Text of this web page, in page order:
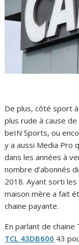
De plus, côté sport
plus rude à cause
beIN Sports, ou
y a aussi Media Pro
dans les années à
nombre d’abonnés
2018. Ayant sorti les
maison mère a fait
chaine payante.
En parlant de
TCL 43DB600 43